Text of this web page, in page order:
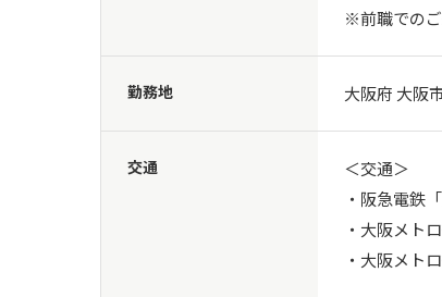
※前職でのご
勤務地 大阪府 大阪
交通
＜交通＞
・阪急電鉄
・大阪メト
・大阪メト